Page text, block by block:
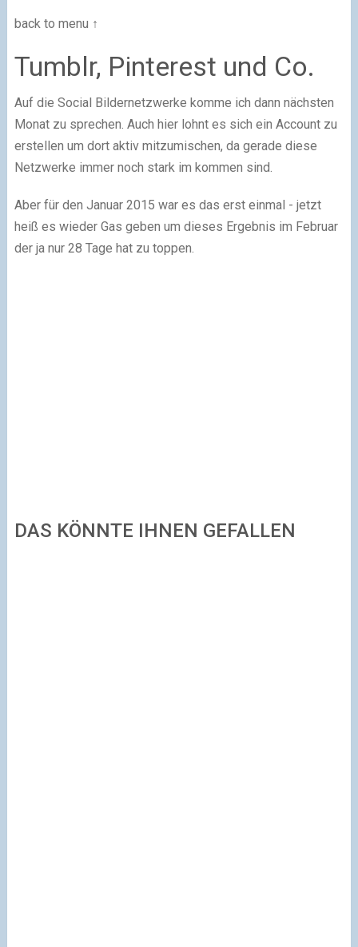
back to menu ↑
Tumblr, Pinterest und Co.
Auf die Social Bildernetzwerke komme ich dann nächsten
Monat zu sprechen. Auch hier lohnt es sich ein Account zu
erstellen um dort aktiv mitzumischen, da gerade diese
Netzwerke immer noch stark im kommen sind.
Aber für den Januar 2015 war es das erst einmal - jetzt
heiß es wieder Gas geben um dieses Ergebnis im Februar
der ja nur 28 Tage hat zu toppen.
DAS KÖNNTE IHNEN GEFALLEN